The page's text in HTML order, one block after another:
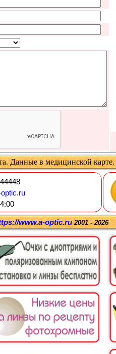
Данные в медицинской карте.
www.a-optic.ru 2001 - 2026